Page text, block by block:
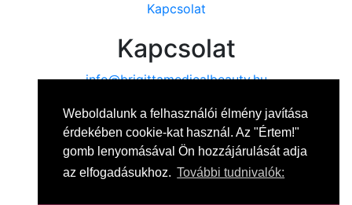
Weboldalunk a felhasználói élmény javítása
érdekében cookie-kat használ. Az "Értem!"
gomb lenyomásával Ön hozzájárulását adja
az elfogadásukhoz. További tudnivalók:
Kapcsolat
Kapcsolat
info@brigittamedicalbeauty.hu